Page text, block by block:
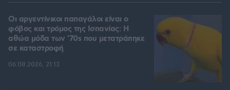
Οι αργεντίνικοι παπαγάλοι είναι ο
φόβος και τρόμος της Ισπανίας: Η
αθώα μόδα των '70s που μετατράπηκε
σε καταστροφή
06.08.2026, 21:13